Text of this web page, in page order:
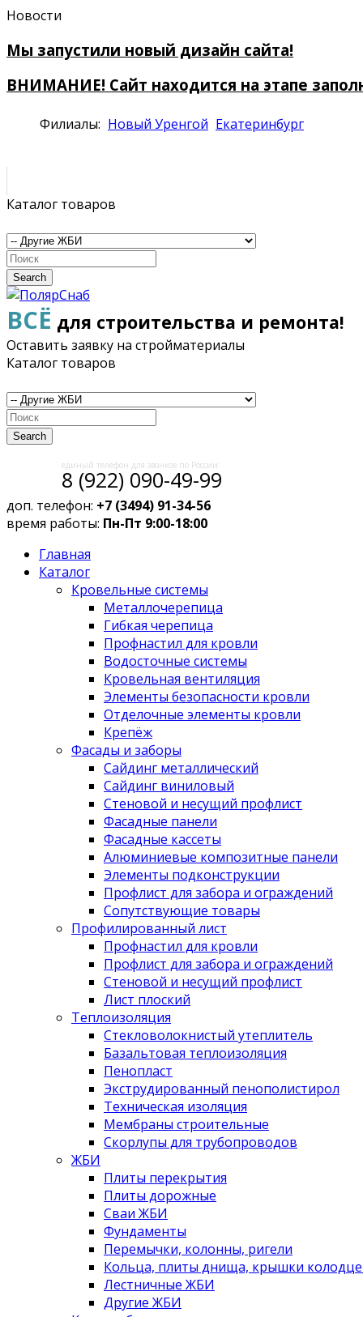
Новости
Мы запустили новый дизайн сайта!
ВНИМАНИЕ! Сайт находится на этапе
Филиалы: Новый Уренгой Екатеринбург
Каталог товаров
Search
ВСЁ для строительства и ремонта!
Оставить заявку на стройматериалы
Каталог товаров
Search
единый телефон для звонков по России:
8 (922) 090-49-99
доп. телефон: +7 (3494) 91-34-56
время работы: Пн-Пт 9:00-18:00
Главная
Каталог
Кровельные системы
Металлочерепица
Гибкая черепица
Профнастил для кровли
Водосточные системы
Кровельная вентиляция
Элементы безопасности кровли
Отделочные элементы кровли
Крепёж
Фасады и заборы
Сайдинг металлический
Сайдинг виниловый
Стеновой и несущий профлист
Фасадные панели
Фасадные кассеты
Алюминиевые композитные панели
Элементы подконструкции
Профлист для забора и ограждений
Сопутствующие товары
Профилированный лист
Профнастил для кровли
Профлист для забора и ограждений
Стеновой и несущий профлист
Лист плоский
Теплоизоляция
Стекловолокнистый утеплитель
Базальтовая теплоизоляция
Пенопласт
Экструдированный пенополистирол
Техническая изоляция
Мембраны строительные
Скорлупы для трубопроводов
ЖБИ
Плиты перекрытия
Плиты дорожные
Сваи ЖБИ
Фундаменты
Перемычки, колонны, ригели
Кольца, плиты днища, крышки
Лестничные ЖБИ
Другие ЖБИ